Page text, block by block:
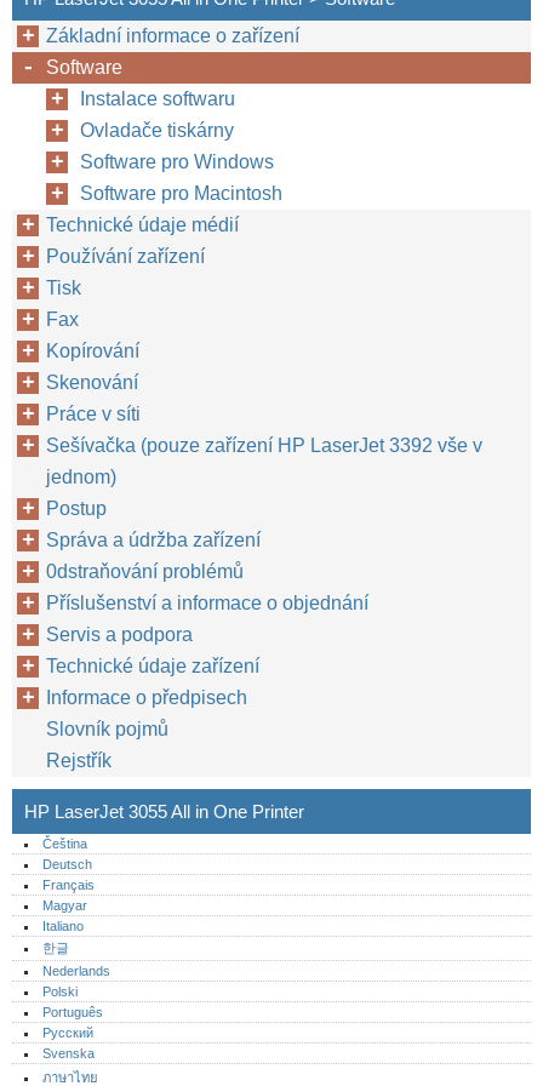
Základní informace o zařízení
Software
Instalace softwaru
Ovladače tiskárny
Software pro Windows
Software pro Macintosh
Technické údaje médií
Používání zařízení
Tisk
Fax
Kopírování
Skenování
Práce v síti
Sešívačka (pouze zařízení HP LaserJet 3392 vše v
jednom)
Postup
Správa a údržba zařízení
0dstraňování problémů
Příslušenství a informace o objednání
Servis a podpora
Technické údaje zařízení
Informace o předpisech
Slovník pojmů
Rejstřík
HP LaserJet 3055 All in One Printer
Čeština
Deutsch
Français
Magyar
Italiano
한글
Nederlands
Polski
Português‎
Русский
Svenska
ภาษาไทย